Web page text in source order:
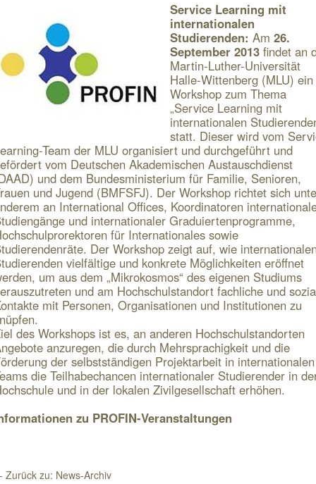
Service Learning mit
internationalen
Studierenden: Am 26.
September 2013 findet an
Martin-Luther-Universität
Halle-Wittenberg (MLU) ein
Workshop zum Thema
„Service Learning mit
internationalen
statt. Dieser wird vom
Team der MLU organisiert und durchgeführt und
vom Deutschen Akademischen Austauschdienst
und dem Bundesministerium für Familie, Senioren,
und Jugend (BMFSFJ). Der Workshop richtet sich
an International Offices, Koordinatoren
und internationaler Graduiertenprogramme,
für Internationales sowie
Der Workshop zeigt auf, wie
vielfältige und konkrete Möglichkeiten eröffnet
um aus dem „Mikrokosmos“ des eigenen Studiums
und am Hochschulstandort fachliche und
mit Personen, Organisationen und Institutionen zu
des Workshops ist es, an anderen Hochschulstandorten
anzuregen, die durch Mehrsprachigkeit und die
der selbstständigen Projektarbeit in internationalen
die Teilhabechancen internationaler Studierender in
und in der lokalen Zivilgesellschaft erhöhen.
zu PROFIN-Veranstaltungen
Zurück zu: News-Archiv